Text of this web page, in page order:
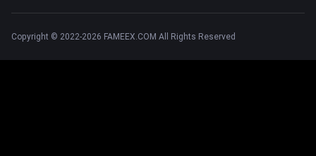
Copyright © 2022-2026 FAMEEX.COM All Rights Reserved